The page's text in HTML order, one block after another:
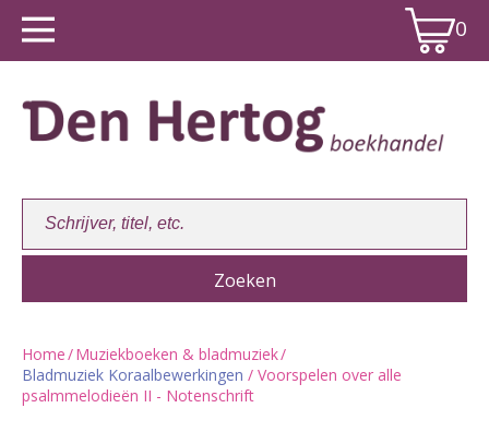
0
Winkelwagen:
Home/Muziekboeken & bladmuziek/
Bladmuziek Koraalbewerkingen / Voorspelen over alle
psalmmelodieën II - Notenschrift